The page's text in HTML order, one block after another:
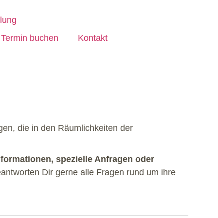
Termin buchen Kontakt
die in den Räumlichkeiten der
spezielle Anfragen oder
Dir gerne alle Fragen rund um ihre